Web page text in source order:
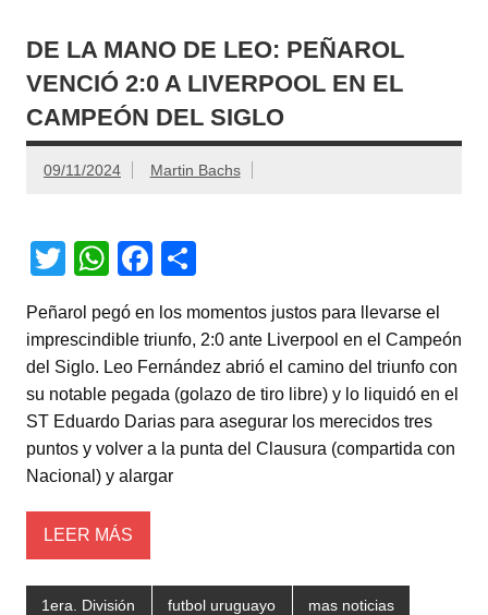
DE LA MANO DE LEO: PEÑAROL
VENCIÓ 2:0 A LIVERPOOL EN EL
CAMPEÓN DEL SIGLO
09/11/2024 Martin Bachs
T
tt
er
W
at
s
A
p
p
F
c
e
b
o
o
m
p
ar
tir
Peñarol pegó en los momentos justos para llevarse el
imprescindible triunfo, 2:0 ante Liverpool en el Campeón
del Siglo. Leo Fernández abrió el camino del triunfo con
su notable pegada (golazo de tiro libre) y lo liquidó en el
ST Eduardo Darias para asegurar los merecidos tres
puntos y volver a la punta del Clausura (compartida con
Nacional) y alargar
LEER MÁS
1era. División futbol uruguayo mas noticias